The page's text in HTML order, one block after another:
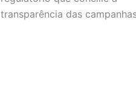
transparência das